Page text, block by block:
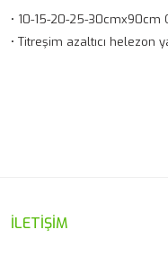
• 10-15-20-25-30cmx90cm
• Titreşim azaltıcı helezon
Ürün resmi kalitesiz,
İLETİŞİM